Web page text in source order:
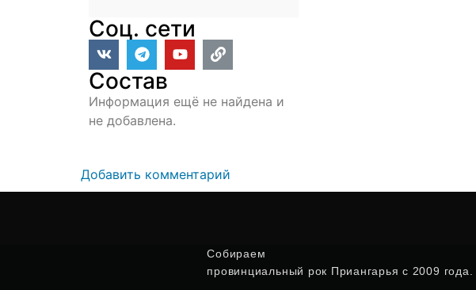
Соц. сети
Состав
Информация ещё не найдена и
не добавлена.
Добавить комментарий
Собираем
провинциальный рок Приангарья с 2009 года.